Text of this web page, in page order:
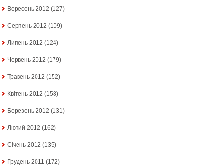
Вересень 2012 (127)
Серпень 2012 (109)
Липень 2012 (124)
Червень 2012 (179)
Травень 2012 (152)
Квітень 2012 (158)
Березень 2012 (131)
Лютий 2012 (162)
Січень 2012 (135)
Грудень 2011 (172)